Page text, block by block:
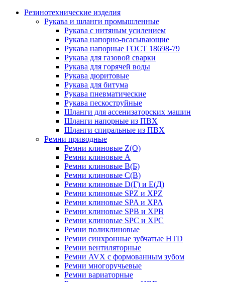
Резинотехнические изделия
Рукава и шланги промышленные
Рукава с нитяным усилением
Рукава напорно-всасывающие
Рукава напорные ГОСТ 18698-79
Рукава для газовой сварки
Рукава для горячей воды
Рукава дюритовые
Рукава для битума
Рукава пневматические
Рукава пескоструйные
Шланги для ассенизаторских машин
Шланги напорные из ПВХ
Шланги спиральные из ПВХ
Ремни приводные
Ремни клиновые Z(О)
Ремни клиновые А
Ремни клиновые В(Б)
Ремни клиновые С(В)
Ремни клиновые D(Г) и Е(Д)
Ремни клиновые SPZ и XPZ
Ремни клиновые SPA и XPA
Ремни клиновые SPB и XPB
Ремни клиновые SPC и XPC
Ремни поликлиновые
Ремни синхронные зубчатые HTD
Ремни вентиляторные
Ремни AVX с формованным зубом
Ремни многоручьевые
Ремни вариаторные